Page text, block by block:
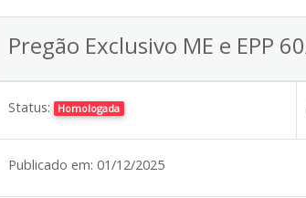
Pregão Exclusivo ME e EPP
Status: Homologada
Publicado em: 01/12/2025